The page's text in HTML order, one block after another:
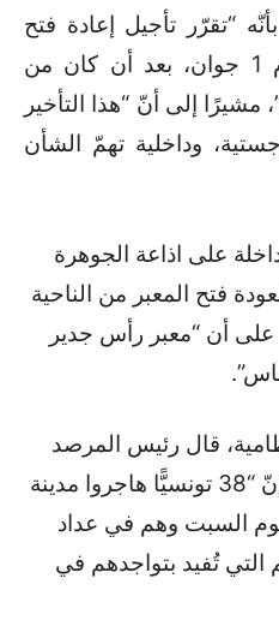
بأنّه “تقرّر تأجيل إعادة فتح
معبر راس جدير إلى يوم 1 جوان، بعد أن كان من
مشيرًا إلى أنّ “هذا التأخير
وداخلية تهمّ الشأن
على اذاعة الجوهرة
فتح المعبر من الناحية
على أن “معبر رأس جدير
قال رئيس المرصد
التونسي لحقوق الإنسان إنّ “38 تونسيًّا هاجروا مدينة
السبت وهم في عداد
التي تُفيد بتواجدهم في